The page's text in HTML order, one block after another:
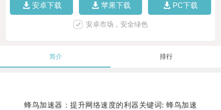
安卓下载 苹果下载 PC下载
安卓市场，安全绿色
简介 排行
蜂鸟加速器：提升网络速度的利器关键词: 蜂鸟加速